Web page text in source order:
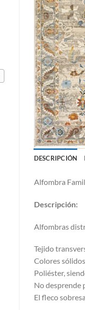
DESCRIPCIÓN
Alfombra
Descripción:
Alfombras
Tejido
Colores
Poliéster,
No desprende
El fleco